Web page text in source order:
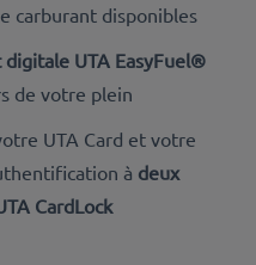
carburant disponibles
UTA EasyFuel®
de votre plein
UTA Card et votre
à deux
CardLock